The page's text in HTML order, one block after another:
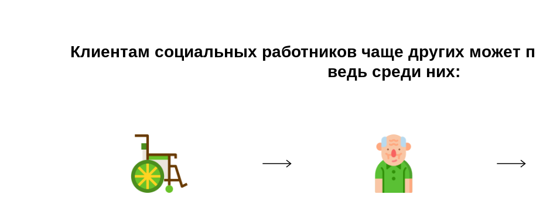
Клиентам социальных работников чаще других может
ведь среди них: